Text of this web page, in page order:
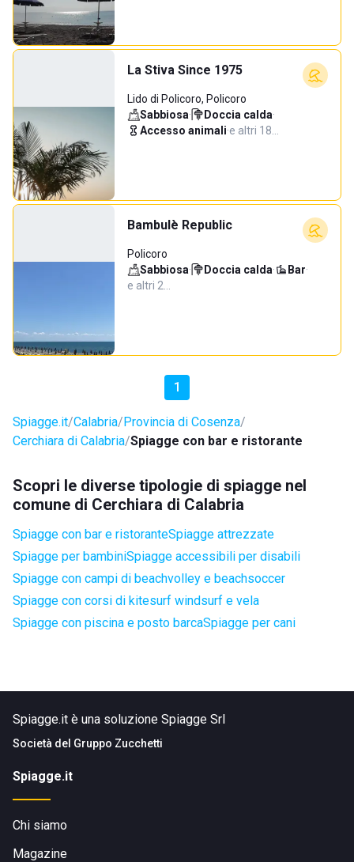
La Stiva Since 1975
Lido di Policoro, Policoro
Sabbiosa· Doccia calda·
Accesso animali·e altri 18…
Bambulè Republic
Policoro
Sabbiosa· Doccia calda· Bar·
e altri 2…
1
Spiagge.it Calabria Provincia di Cosenza
Cerchiara di Calabria Spiagge con bar e ristorante
Scopri le diverse tipologie di spiagge nel
comune di Cerchiara di Calabria
Spiagge con bar e ristoranteSpiagge attrezzate
Spiagge per bambiniSpiagge accessibili per disabili
Spiagge con campi di beachvolley e beachsoccer
Spiagge con corsi di kitesurf windsurf e vela
Spiagge con piscina e posto barcaSpiagge per cani
Spiagge.it è una soluzione Spiagge Srl
Società del Gruppo Zucchetti
Spiagge.it
Chi siamo
Magazine